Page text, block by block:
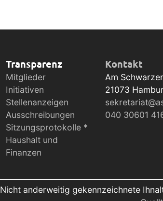
Transparenz
Mitglieder
Initiativen
Stellenanzeigen
Ausschreibungen
Sitzungsprotokolle *
Haushalt und
Finanzen
Kontakt
Am
21073
040 30601
Nicht anderweitig gekennzeichnete